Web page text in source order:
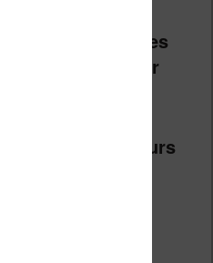
l’encre
d’afficher des
écran sans avoir
dire),
les couleurs
d’un écran